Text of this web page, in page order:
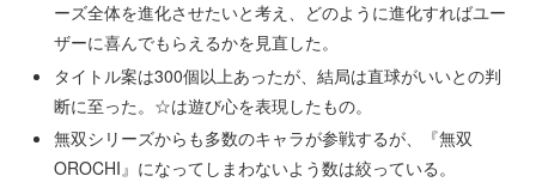
ーズ全体を進化させたいと考え、どのように進化すればユー
ザーに喜んでもらえるかを見直した。
タイトル案は300個以上あったが、結局は直球がいいとの判
断に至った。☆は遊び心を表現したもの。
無双シリーズからも多数のキャラが参戦するが、『無双
OROCHI』になってしまわないよう数は絞っている。